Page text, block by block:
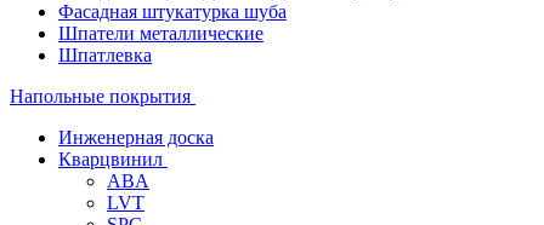
Фасадная штукатурка шуба
Шпатели металлические
Шпатлевка
Напольные покрытия
Инженерная доска
Кварцвинил
ABA
LVT